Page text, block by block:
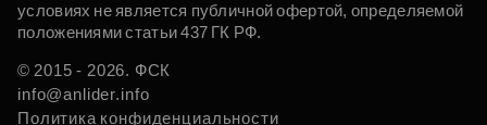
условиях не является публичной офертой, определяемой
положениями статьи 437 ГК РФ.
© 2015 - 2026. ФСК
info@anlider.info
Политика конфиденциальности